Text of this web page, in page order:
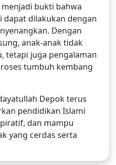
bukti bahwa
dapat dilakukan dengan
Dengan
anak-anak tidak
tetapi juga pengalaman
tumbuh kembang
Depok terus
pendidikan Islami
dan mampu
yang cerdas serta